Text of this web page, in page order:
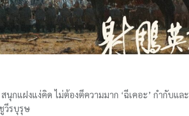
นุกแฝงแง่คิด ไม่ต้องตีความมาก ‘ฉีเคอะ’ กำกับแล
วีรบุรุษ